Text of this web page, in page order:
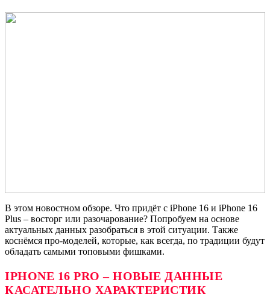
В этом новостном обзоре. Что придёт с iPhone 16 и iPhone 16
Plus – восторг или разочарование? Попробуем на основе
актуальных данных разобраться в этой ситуации. Также
коснёмся про-моделей, которые, как всегда, по традиции будут
обладать самыми топовыми фишками.
IPHONE 16 PRO – НОВЫЕ ДАННЫЕ
КАСАТЕЛЬНО ХАРАКТЕРИСТИК